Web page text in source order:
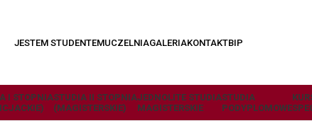
JESTEM STUDENTEMUCZELNIAGALERIAKONTAKTBIP
I STOPNIASTUDIA II STOPNIA
(MAGISTERSKIE)
JEDNOLITE STUDIA
MAGISTERSKIE
STUDIA
PODYPLOMOWE